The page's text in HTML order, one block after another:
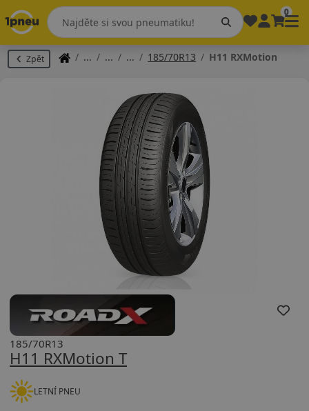
0
Zpět 185/70R13 H11 RXMotion
H11 RXMotion T
185/70R13
LETNÍ PNEU